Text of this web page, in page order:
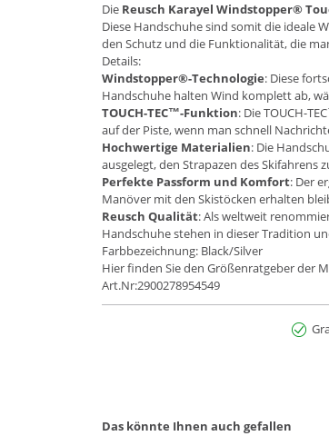
Die Reusch Karayel Windstopper®
Diese Handschuhe sind somit die ideale
den Schutz und die Funktionalität, die
Details:
Windstopper®-Technologie: Diese
Handschuhe halten Wind komplett ab,
TOUCH-TEC™-Funktion: Die TOUCH-
auf der Piste, wenn man schnell
Hochwertige Materialien: Die
ausgelegt, den Strapazen des
Perfekte Passform und Komfort: Der
Manöver mit den Skistöcken erhalten
Reusch Qualität: Als weltweit
Handschuhe stehen in dieser Tradition
Farbbezeichnung: Black/Silver
Hier finden Sie den Größenratgeber der
Art.Nr:2900278954549
Das könnte Ihnen auch gefallen